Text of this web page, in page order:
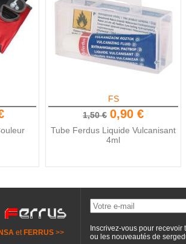
FS
1,50 € 0,90 €
Tube Ferdus Liquide Vulcanisant
4ml
et FERRUS >>
Inscrivez-vous pour
ou les nouveautés de